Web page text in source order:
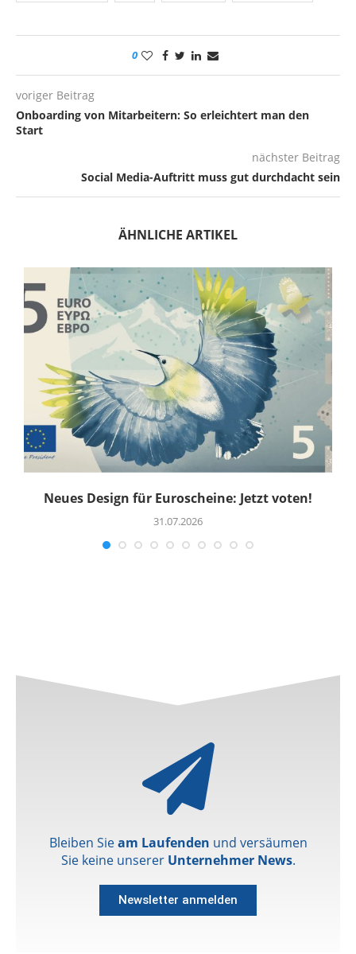
0
voriger Beitrag
Onboarding von Mitarbeitern: So erleichtert man den
Start
nächster Beitrag
Social Media-Auftritt muss gut durchdacht sein
ÄHNLICHE ARTIKEL
Neues Design für Euroscheine: Jetzt voten!
31.07.2026
Bleiben Sieam Laufenden und versäumen
Sie keine unserer Unternehmer News.
Newsletter anmelden